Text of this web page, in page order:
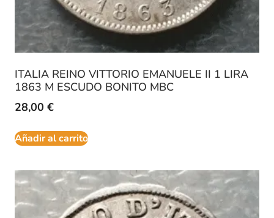
ITALIA REINO VITTORIO EMANUELE II 1 LIRA
1863 M ESCUDO BONITO MBC
28,00 €
Añadir al carrito